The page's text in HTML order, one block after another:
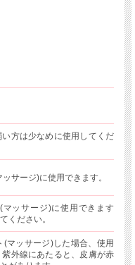
方は少なめに使用してくだ
サージ)に使用できます。
ッサージ)に使用できます
ください。
マッサージ)した場合、使用
外線にあたると、皮膚が赤